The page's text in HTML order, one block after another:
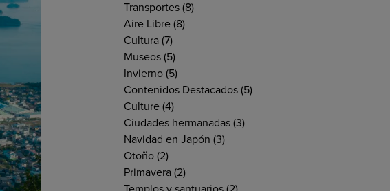
Transportes (8)
Aire Libre (8)
Cultura (7)
Museos (5)
Invierno (5)
Contenidos Destacados (5)
Culture (4)
Ciudades hermanadas (3)
Navidad en Japón (3)
Otoño (2)
Primavera (2)